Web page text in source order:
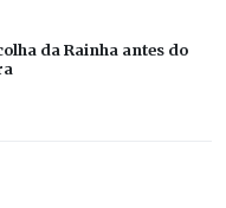
da Rainha antes do